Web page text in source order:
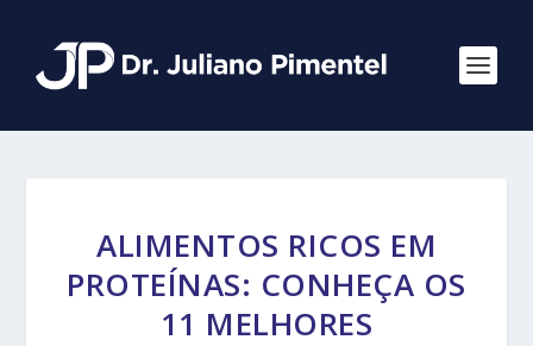
ALIMENTOS RICOS EM
PROTEÍNAS: CONHEÇA OS
11 MELHORES